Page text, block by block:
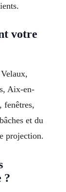
votre
Aix-en-
fenêtres,
et du
projection.
?